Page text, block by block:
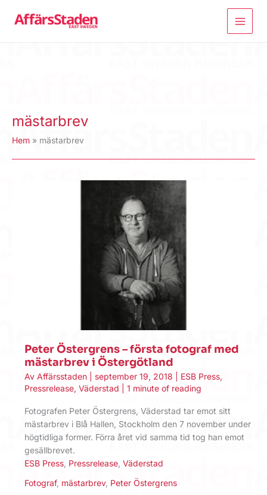
mästarbrev
Hem mästarbrev
Peter Östergrens – första fotograf med
mästarbrev i Östergötland
Av Affärsstaden september 19, 2018 ESB Press,
Pressrelease, Väderstad 1 minute of reading
Fotografen Peter Östergrens, Väderstad tar emot sitt
mästarbrev i Blå Hallen, Stockholm den 7 november under
högtidliga former. Förra året vid samma tid tog han emot
gesällbrevet.
ESB Press Pressrelease Väderstad
Fotograf, mästarbrev, Peter Östergrens